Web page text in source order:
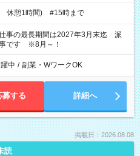
休憩1時間) #15時まで
事の最長期間は2027年3月末迄 派
です ※8月～！
中 / 副業・WワークOK
募する 詳細へ
掲載日：2026.08.08
読